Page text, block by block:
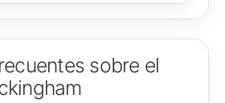
sobre el